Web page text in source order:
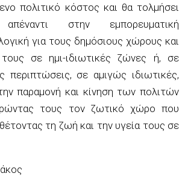
πολιτικό κόστος και θα τολμήσει
στην εμπορευματική
για τους δημόσιους χώρους και
σε ημι-ιδιωτικές ζώνες ή, σε
περιπτώσεις, σε αμιγώς ιδιωτικές,
παραμονή και κίνηση των πολιτών
τους τον ζωτικό χώρο που
θέτοντας τη ζωή και την υγεία τους σε